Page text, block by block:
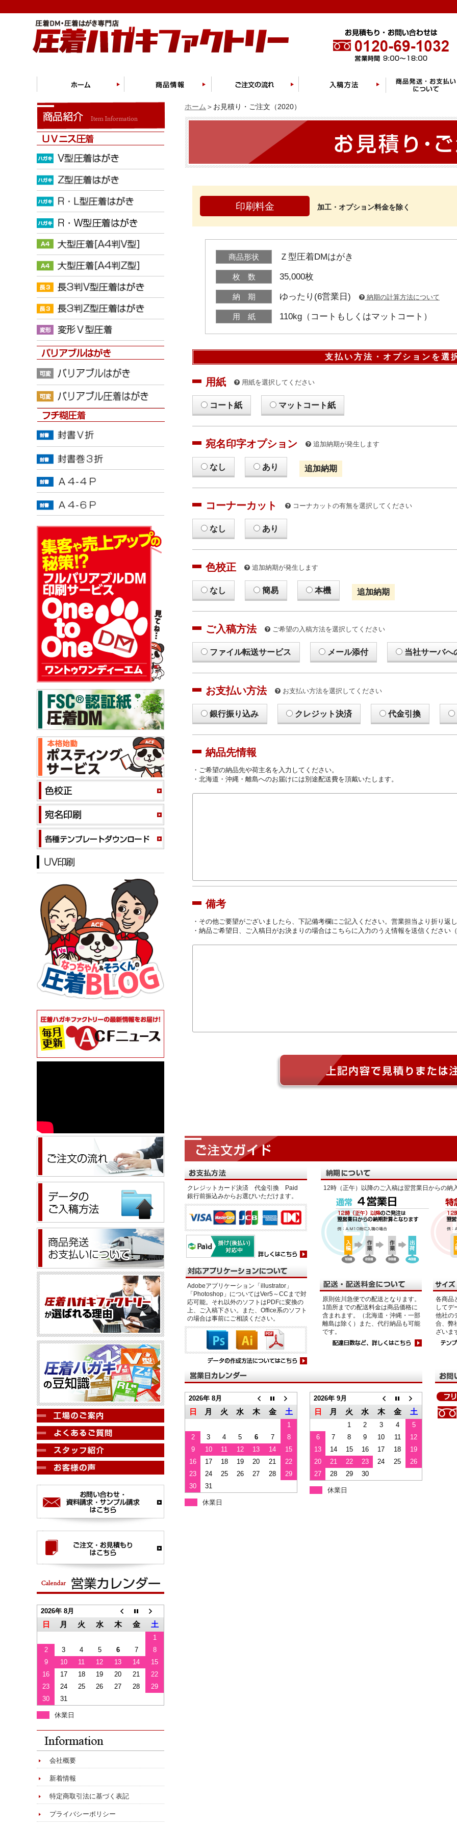
ホーム ＞お見積り・ご注文（2020）
印刷料金 加工・オプション料金を除く
商品形状 Ｚ型圧着DMはがき
枚 数 35,000枚
納 期 ゆったり(6営業日) 納期の計算方法について
用 紙 110kg（コートもしくはマットコート）
支払い方法・オプションを選
用紙 用紙を選択してください
コート紙 マットコート紙
宛名印字オプション 追加納期が発生します
なし あり 追加納期
コーナーカット コーナカットの有無を選択してください
なし あり
色校正 追加納期が発生します
なし 簡易 本機 追加納期
ご入稿方法 ご希望の入稿方法を選択してください
ファイル転送サービス メール添付 当社サーバへ
お支払い方法 お支払い方法を選択してください
銀行振り込み クレジット決済 代金引換
納品先情報
・ご希望の納品先や荷主名を入力してください。
・北海道・沖縄・離島へのお届けには別途配送費を頂戴いたします。
備考
・その他ご要望がございましたら、下記備考欄にご記入ください。営業担当より折り返
・納品ご希望日、ご入稿日がお決まりの場合はこちらに入力のうえ情報を送信ください
クレジットカード決済 代金引換 Paid
銀行前振込みからお選びいただけます。
12時（正午）以降のご入稿は翌営業日からの納
Adobeアプリケーション「illustrator」
「Photoshop」についてはVer5～CCまで対
応可能。それ以外のソフトはPDFに変換の
上、ご入稿下さい。また、Office系のソフト
の場合は事前にご相談ください。
原則佐川急便での配送となります。
1箇所までの配送料金は商品価格に
含まれます。（北海道・沖縄・一部
離島は除く）また、代行納品も可能
です。
各商品
してデ
他社の
合、弊
ざいま
2026年 8月
日 月 火 水 木 金 土
1
2
3 4 5 6 7
8
9
10 11 12 13 14
15
16
17 18 19 20 21
22
23
24 25 26 27 28
29
30
31
休業日
2026年 9月
日 月 火 水 木 金 土
1 2 3 4
5
6
7 8 9 10 11
12
13
14 15 16 17 18
19
20
21 22 23 24 25
26
27
28 29 30
休業日
2026年 8月
日 月 火 水 木 金 土
1
2
3 4 5 6 7
8
9
10 11 12 13 14
15
16
17 18 19 20 21
22
23
24 25 26 27 28
29
30
31
休業日
会社概要
新着情報
特定商取引法に基づく表記
プライバシーポリシー